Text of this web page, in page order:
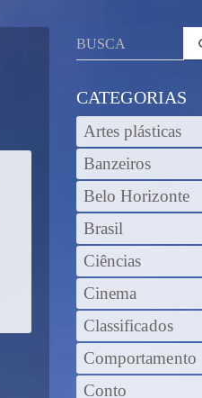
CATEGORIAS
Artes plásticas
Banzeiros
Belo Horizonte
Brasil
Ciências
Cinema
Classificados
Comportamento
Conto